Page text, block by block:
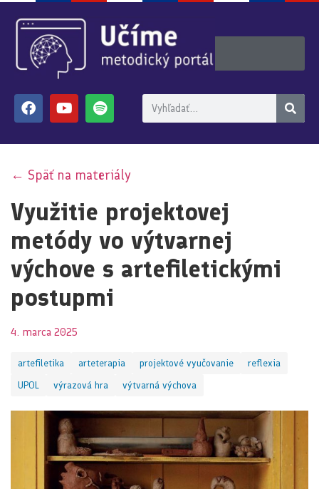
← Späť na materiály
Využitie projektovej
metódy vo výtvarnej
výchove s artefiletickými
postupmi
4. marca 2025
artefiletika arteterapia projektové vyučovanie
reflexia
UPOL
výrazová hra výtvarná výchova